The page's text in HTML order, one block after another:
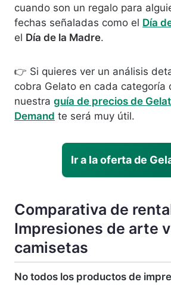
cuando son un regalo para
fechas señaladas como el Día
el Día de la Madre.
👉 Si quieres ver un análisis
cobra Gelato en cada categoría
nuestra guía de precios de
Demand te será muy útil.
Ir a la oferta de
Comparativa de
Impresiones de arte
camisetas
No todos los productos de